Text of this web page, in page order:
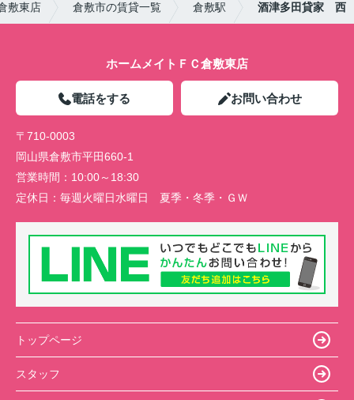
敷東店 倉敷市の賃貸一覧 倉敷駅 酒津多田貸家 西
ホームメイトＦＣ倉敷東店
電話をする お問い合わせ
〒710-0003
岡山県倉敷市平田660-1
営業時間： 10:00～18:30
定休日： 毎週火曜日水曜日 夏季・冬季・ＧＷ
トップページ
スタッフ